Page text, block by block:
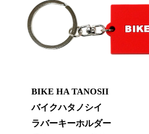
BIKE HA TANOSII
バイクハタノシイ
ラバーキーホルダー